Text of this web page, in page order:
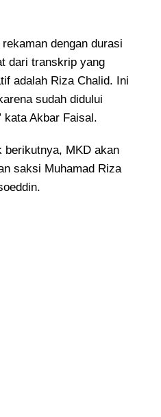
dengan durasi
dari transkrip yang
adalah Riza Chalid. Ini
sudah didului
kata Akbar Faisal.
berikutnya, MKD akan
saksi Muhamad Riza